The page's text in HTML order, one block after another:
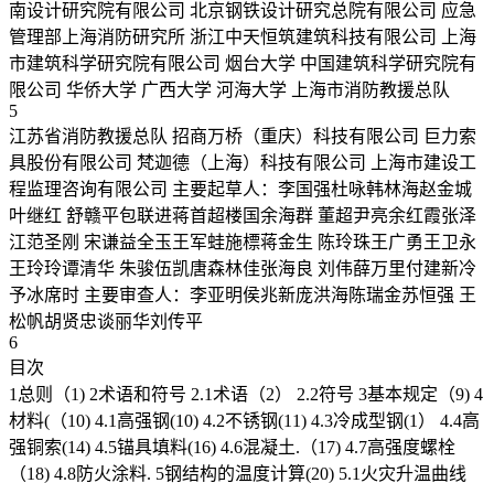
南设计研究院有限公司 北京钢铁设计研究总院有限公司 应急
管理部上海消防研究所 浙江中天恒筑建筑科技有限公司 上海
市建筑科学研究院有限公司 烟台大学 中国建筑科学研究院有
限公司 华侨大学 广西大学 河海大学 上海市消防教援总队
5
江苏省消防教援总队 招商万桥（重庆）科技有限公司 巨力索
具股份有限公司 梵迦德（上海）科技有限公司 上海市建设工
程监理咨询有限公司 主要起草人：李国强杜咏韩林海赵金城
叶继红 舒赣平包联进蒋首超楼国余海群 董超尹亮余红霞张泽
江范圣刚 宋谦益全玉王军蛙施標蒋金生 陈玲珠王广勇王卫永
王玲玲谭清华 朱骏伍凯唐森林佳张海良 刘伟薛万里付建新冷
予冰席时 主要审查人：李亚明侯兆新庞洪海陈瑞金苏恒强 王
松帆胡贤忠谈丽华刘传平
6
目次
1总则（1) 2术语和符号 2.1术语（2） 2.2符号 3基本规定（9) 4
材料(（10) 4.1高强钢(10) 4.2不锈钢(11) 4.3冷成型钢(1） 4.4高
强铜索(14) 4.5锚具填料(16) 4.6混凝土.（17) 4.7高强度螺栓
（18) 4.8防火涂料. 5钢结构的温度计算(20) 5.1火灾升温曲线